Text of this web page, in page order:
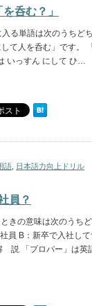
呑む？」
る単語は次のうちど
て人を呑む」です。 「
いっすん にして ひ…
語 日本語力向上ドリル
員？
きの意味は次のうち
員 B：新卒で入社して
説 「プロパー」は英